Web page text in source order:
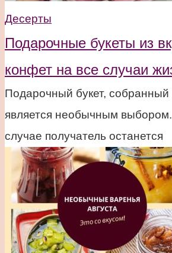
Десерты
Подарочные букеты из
конфет на все случаи
Подарочный букет, собранный
является необычным
случае получатель останется